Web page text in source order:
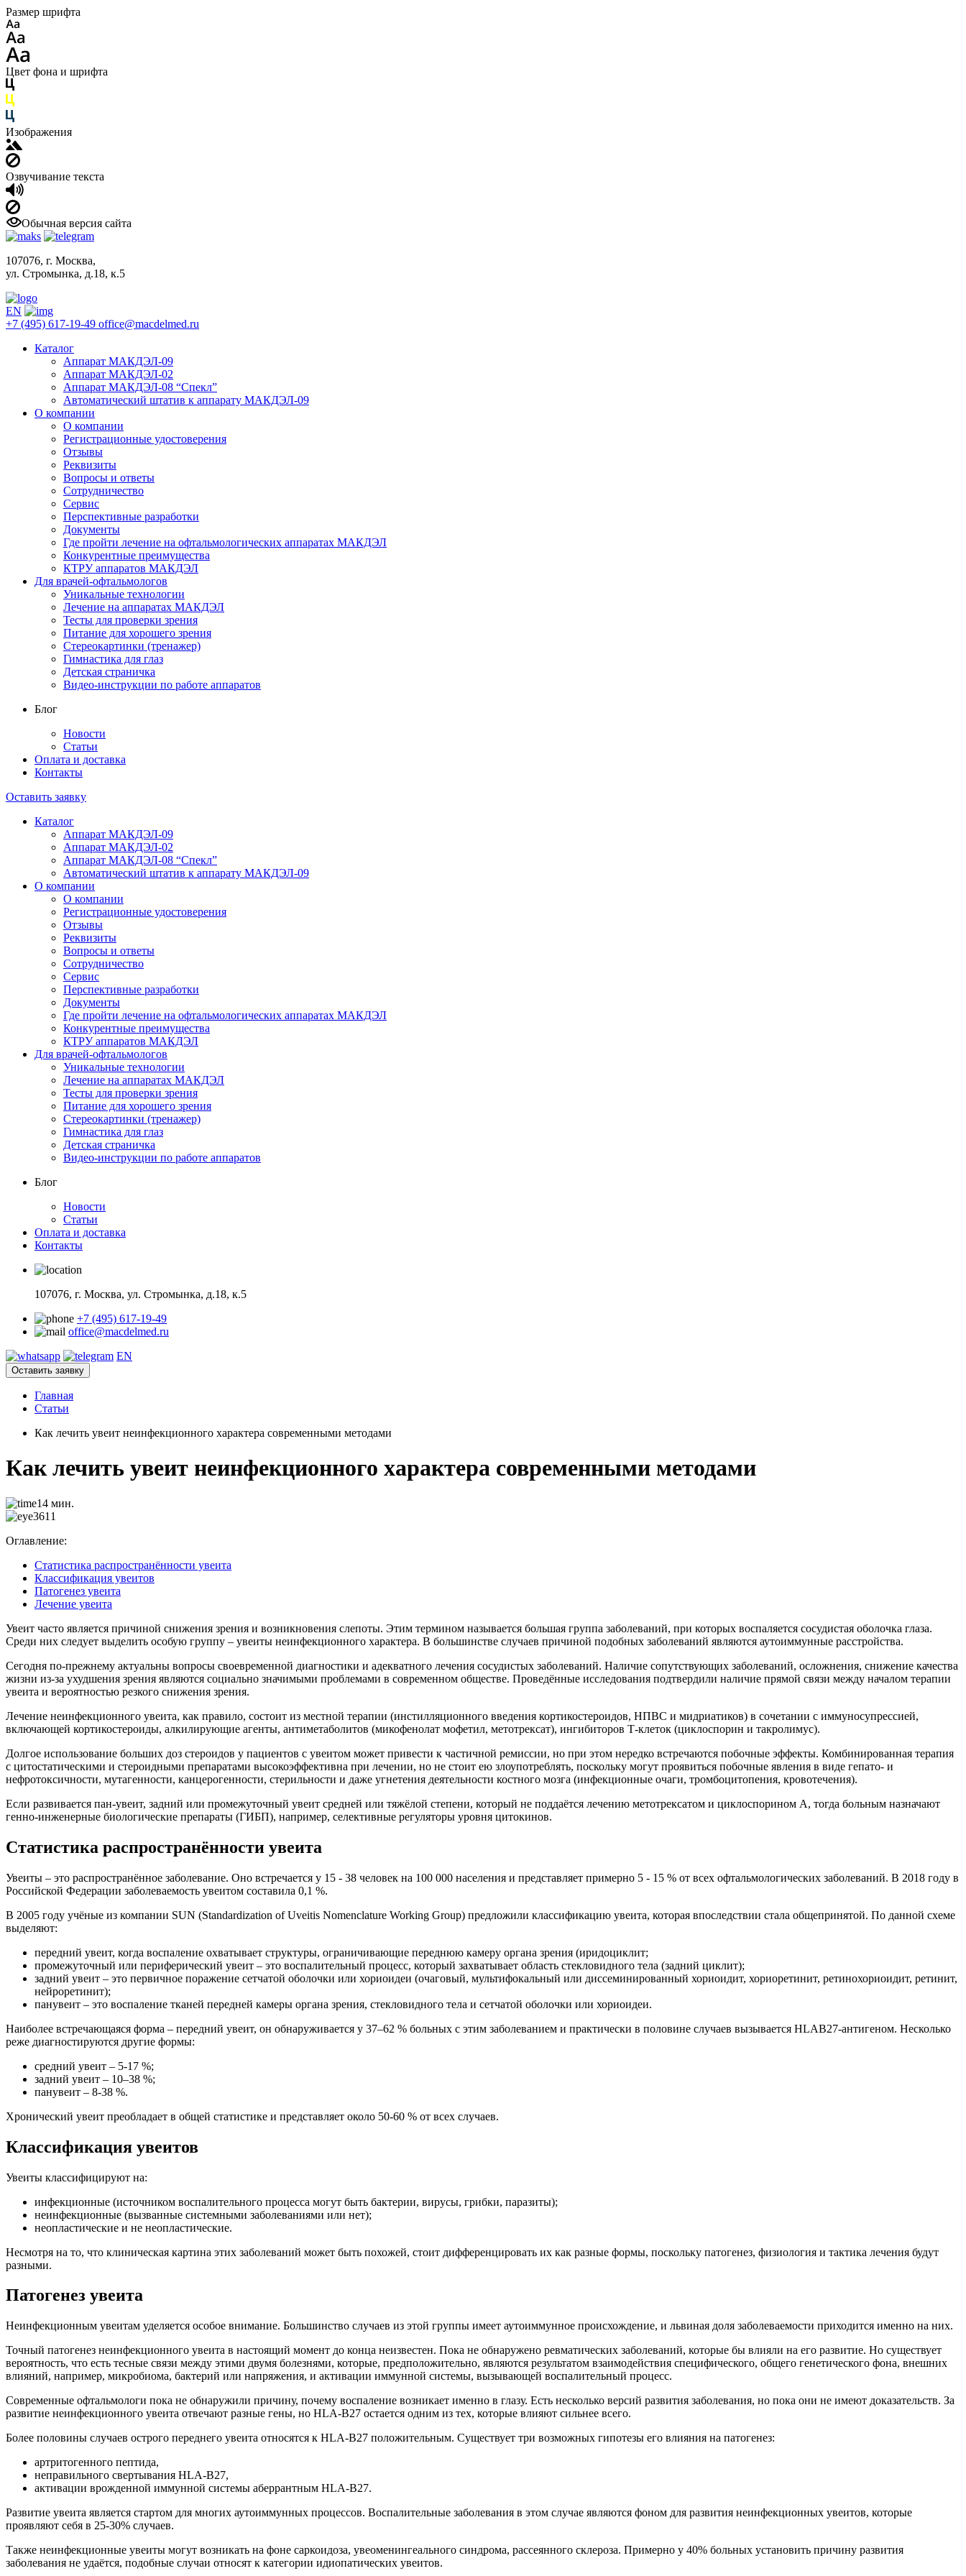
Размер шрифта
Цвет фона и шрифта
Изображения
Озвучивание текста
Обычная версия сайта
107076, г. Москва,
ул. Стромынка, д.18, к.5
EN
+7 (495) 617-19-49 office@macdelmed.ru
Каталог
Аппарат МАКДЭЛ-09
Аппарат МАКДЭЛ-02
Аппарат МАКДЭЛ-08 “Спекл”
Автоматический штатив к аппарату МАКДЭЛ-09
О компании
О компании
Регистрационные удостоверения
Отзывы
Реквизиты
Вопросы и ответы
Сотрудничество
Сервис
Перспективные разработки
Документы
Где пройти лечение на офтальмологических аппаратах МАКДЭЛ
Конкурентные преимущества
КТРУ аппаратов МАКДЭЛ
Для врачей-офтальмологов
Уникальные технологии
Лечение на аппаратах МАКДЭЛ
Тесты для проверки зрения
Питание для хорошего зрения
Стереокартинки (тренажер)
Гимнастика для глаз
Детская страничка
Видео-инструкции по работе аппаратов
Блог
Новости
Статьи
Оплата и доставка
Контакты
Оставить заявку
Каталог
Аппарат МАКДЭЛ-09
Аппарат МАКДЭЛ-02
Аппарат МАКДЭЛ-08 “Спекл”
Автоматический штатив к аппарату МАКДЭЛ-09
О компании
О компании
Регистрационные удостоверения
Отзывы
Реквизиты
Вопросы и ответы
Сотрудничество
Сервис
Перспективные разработки
Документы
Где пройти лечение на офтальмологических аппаратах МАКДЭЛ
Конкурентные преимущества
КТРУ аппаратов МАКДЭЛ
Для врачей-офтальмологов
Уникальные технологии
Лечение на аппаратах МАКДЭЛ
Тесты для проверки зрения
Питание для хорошего зрения
Стереокартинки (тренажер)
Гимнастика для глаз
Детская страничка
Видео-инструкции по работе аппаратов
Блог
Новости
Статьи
Оплата и доставка
Контакты
107076, г. Москва, ул. Стромынка, д.18, к.5
+7 (495) 617-19-49
office@macdelmed.ru
EN
Оставить заявку
Главная
Статьи
Как лечить увеит неинфекционного характера современными методами
Как лечить увеит неинфекционного характера современными методами
14 мин.
3611
Оглавление:
Статистика распространённости увеита
Классификация увеитов
Патогенез увеита
Лечение увеита
Увеит часто является причиной снижения зрения и возникновения слепоты. Этим термином называется большая группа заболеваний, при которых воспаляется сосудистая оболочка глаза.
Среди них следует выделить особую группу – увеиты неинфекционного характера. В большинстве случаев причиной подобных заболеваний являются аутоиммунные расстройства.
Сегодня по-прежнему актуальны вопросы своевременной диагностики и адекватного лечения сосудистых заболеваний. Наличие сопутствующих заболеваний, осложнения, снижение качества
жизни из-за ухудшения зрения являются социально значимыми проблемами в современном обществе. Проведённые исследования подтвердили наличие прямой связи между началом терапии
увеита и вероятностью резкого снижения зрения.
Лечение неинфекционного увеита, как правило, состоит из местной терапии (инстилляционного введения кортикостероидов, НПВС и мидриатиков) в сочетании с иммуносупрессией,
включающей кортикостероиды, алкилирующие агенты, антиметаболитов (микофенолат мофетил, метотрексат), ингибиторов Т-клеток (циклоспорин и такролимус).
Долгое использование больших доз стероидов у пациентов с увеитом может привести к частичной ремиссии, но при этом нередко встречаются побочные эффекты. Комбинированная терапия
с цитостатическими и стероидными препаратами высокоэффективна при лечении, но не стоит ею злоупотреблять, поскольку могут проявиться побочные явления в виде гепато- и
нефротоксичности, мутагенности, канцерогенности, стерильности и даже угнетения деятельности костного мозга (инфекционные очаги, тромбоцитопения, кровотечения).
Если развивается пан-увеит, задний или промежуточный увеит средней или тяжёлой степени, который не поддаётся лечению метотрексатом и циклоспорином А, тогда больным назначают
генно-инженерные биологические препараты (ГИБП), например, селективные регуляторы уровня цитокинов.
Статистика распространённости увеита
Увеиты – это распространённое заболевание. Оно встречается у 15 - 38 человек на 100 000 населения и представляет примерно 5 - 15 % от всех офтальмологических заболеваний. В 2018 году в
Российской Федерации заболеваемость увеитом составила 0,1 %.
В 2005 году учёные из компании SUN (Standardization of Uveitis Nomenclature Working Group) предложили классификацию увеита, которая впоследствии стала общепринятой. По данной схеме
выделяют:
передний увеит, когда воспаление охватывает структуры, ограничивающие переднюю камеру органа зрения (иридоциклит;
промежуточный или периферический увеит – это воспалительный процесс, который захватывает область стекловидного тела (задний циклит);
задний увеит – это первичное поражение сетчатой оболочки или хориоидеи (очаговый, мультифокальный или диссеминированный хориоидит, хориоретинит, ретинохориоидит, ретинит,
нейроретинит);
панувеит – это воспаление тканей передней камеры органа зрения, стекловидного тела и сетчатой оболочки или хориоидеи.
Наиболее встречающаяся форма – передний увеит, он обнаруживается у 37–62 % больных с этим заболеванием и практически в половине случаев вызывается HLAB27‑антигеном. Несколько
реже диагностируются другие формы:
средний увеит – 5-17 %;
задний увеит – 10–38 %;
панувеит – 8-38 %.
Хронический увеит преобладает в общей статистике и представляет около 50-60 % от всех случаев.
Классификация увеитов
Увеиты классифицируют на:
инфекционные (источником воспалительного процесса могут быть бактерии, вирусы, грибки, паразиты);
неинфекционные (вызванные системными заболеваниями или нет);
неопластические и не неопластические.
Несмотря на то, что клиническая картина этих заболеваний может быть похожей, стоит дифференцировать их как разные формы, поскольку патогенез, физиология и тактика лечения будут
разными.
Патогенез увеита
Неинфекционным увеитам уделяется особое внимание. Большинство случаев из этой группы имеет аутоиммунное происхождение, и львиная доля заболеваемости приходится именно на них.
Точный патогенез неинфекционного увеита в настоящий момент до конца неизвестен. Пока не обнаружено ревматических заболеваний, которые бы влияли на его развитие. Но существует
вероятность, что есть тесные связи между этими двумя болезнями, которые, предположительно, являются результатом взаимодействия специфического, общего генетического фона, внешних
влияний, например, микробиома, бактерий или напряжения, и активации иммунной системы, вызывающей воспалительный процесс.
Современные офтальмологи пока не обнаружили причину, почему воспаление возникает именно в глазу. Есть несколько версий развития заболевания, но пока они не имеют доказательств. За
развитие неинфекционного увеита отвечают разные гены, но HLA‑B27 остается одним из тех, которые влияют сильнее всего.
Более половины случаев острого переднего увеита относятся к HLA‑B27 положительным. Существует три возможных гипотезы его влияния на патогенез:
артритогенного пептида,
неправильного свертывания HLA‑B27,
активации врожденной иммунной системы аберрантным HLA‑B27.
Развитие увеита является стартом для многих аутоиммунных процессов. Воспалительные заболевания в этом случае являются фоном для развития неинфекционных увеитов, которые
проявляют себя в 25-30% случаев.
Также неинфекционные увеиты могут возникать на фоне саркоидоза, увеоменингеального синдрома, рассеянного склероза. Примерно у 40% больных установить причину развития
заболевания не удаётся, подобные случаи относят к категории идиопатических увеитов.